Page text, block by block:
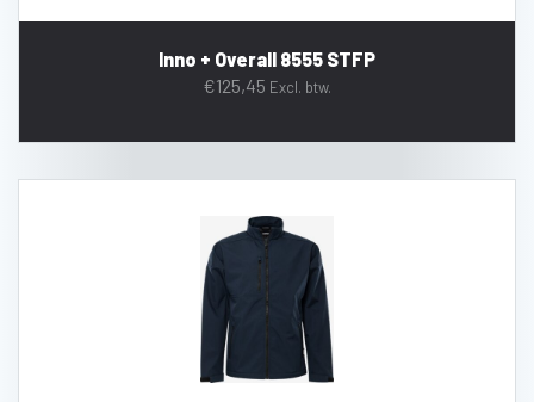
Inno + Overall 8555 STFP
€125,45 Excl. btw.